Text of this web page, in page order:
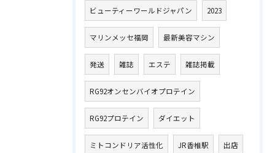
ビューティーワールドジャパン 2023
マリンメッセ福岡 最新美容マシン
発送 雑誌 エステ 雑誌掲載
RG92オンセンバイオプロテイン
RG92プロテイン ダイエット
ミトコンドリア活性化 JR香椎駅 出店